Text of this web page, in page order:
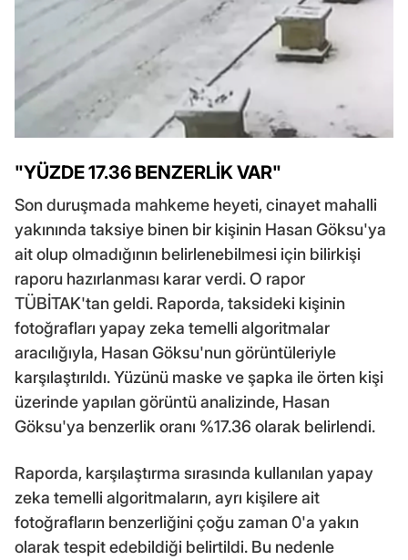
"YÜZDE 17.36 BENZERLİK VAR"
Son duruşmada mahkeme heyeti, cinayet mahalli
yakınında taksiye binen bir kişinin Hasan Göksu'ya
ait olup olmadığının belirlenebilmesi için bilirkişi
raporu hazırlanması karar verdi. O rapor
TÜBİTAK'tan geldi. Raporda, taksideki kişinin
fotoğrafları yapay zeka temelli algoritmalar
aracılığıyla, Hasan Göksu'nun görüntüleriyle
karşılaştırıldı. Yüzünü maske ve şapka ile örten kişi
üzerinde yapılan görüntü analizinde, Hasan
Göksu'ya benzerlik oranı %17.36 olarak belirlendi.
Raporda, karşılaştırma sırasında kullanılan yapay
zeka temelli algoritmaların, ayrı kişilere ait
fotoğrafların benzerliğini çoğu zaman 0'a yakın
olarak tespit edebildiği belirtildi. Bu nedenle